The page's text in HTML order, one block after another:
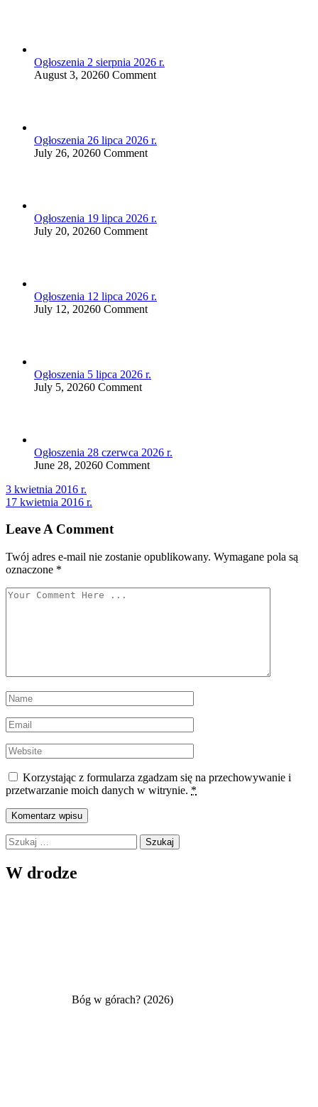
Ogłoszenia 2 sierpnia 2026 r.
August 3, 20260 Comment
Ogłoszenia 26 lipca 2026 r.
July 26, 20260 Comment
Ogłoszenia 19 lipca 2026 r.
July 20, 20260 Comment
Ogłoszenia 12 lipca 2026 r.
July 12, 20260 Comment
Ogłoszenia 5 lipca 2026 r.
July 5, 20260 Comment
Ogłoszenia 28 czerwca 2026 r.
June 28, 20260 Comment
Nawigacja
wpisu
3 kwietnia 2016 r.
17 kwietnia 2016 r.
Leave A Comment
Twój adres e-mail nie zostanie opublikowany. Wymagane pola są
oznaczone *
Korzystając z formularza zgadzam się na przechowywanie i
przetwarzanie moich danych w witrynie. *
Szukaj:
W drodze
Bóg w górach? (2026)